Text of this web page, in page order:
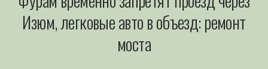
Изюм, легковые авто в объезд: ремонт
моста